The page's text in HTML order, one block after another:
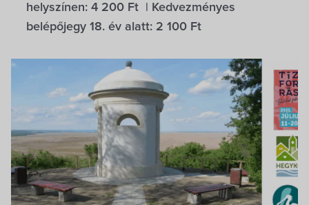
helyszínen: 4 200 Ft | Kedvezményes
belépőjegy 18. év alatt: 2 100 Ft